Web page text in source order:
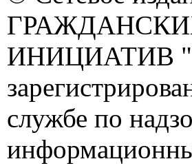
ИНИЦИАТИВ
службе по